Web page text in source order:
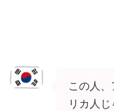
この人
リカ人